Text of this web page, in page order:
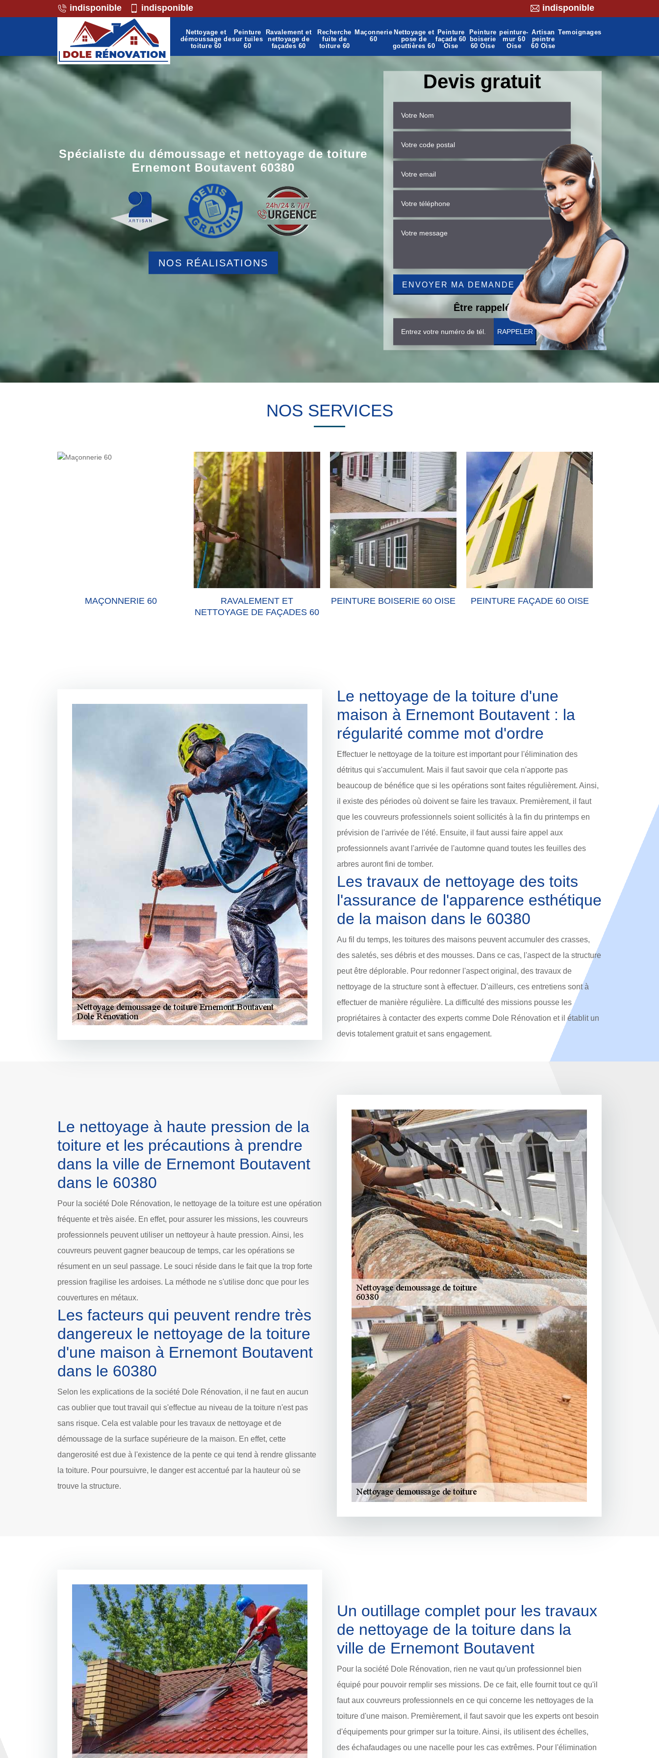
indisponible indisponible indisponible
Nettoyage et
démoussage de
toiture 60
Peinture
sur tuiles
60
Ravalement et
nettoyage de
façades 60
Recherche
fuite de
toiture 60
Maçonnerie
60
Nettoyage et
pose de
gouttières 60
Peinture
façade 60
Oise
Peinture
boiserie
60 Oise
peinture-
mur 60
Oise
Artisan
peintre
60 Oise
Temoignages
Spécialiste du démoussage et nettoyage de toiture
Ernemont Boutavent 60380
NOS RÉALISATIONS
Devis gratuit
Être rappelé
NOS SERVICES
MAÇONNERIE 60
RAVALEMENT ET
NETTOYAGE DE FAÇADES 60
PEINTURE BOISERIE 60 OISE PEINTURE FAÇADE 60 OISE PEINTURE-MUR 60
Le nettoyage de la toiture d'une
maison à Ernemont Boutavent : la
régularité comme mot d'ordre
Effectuer le nettoyage de la toiture est important pour l'élimination des
détritus qui s'accumulent. Mais il faut savoir que cela n'apporte pas
beaucoup de bénéfice que si les opérations sont faites régulièrement. Ainsi,
il existe des périodes où doivent se faire les travaux. Premièrement, il faut
que les couvreurs professionnels soient sollicités à la fin du printemps en
prévision de l'arrivée de l'été. Ensuite, il faut aussi faire appel aux
professionnels avant l'arrivée de l'automne quand toutes les feuilles des
arbres auront fini de tomber.
Les travaux de nettoyage des toits
l'assurance de l'apparence esthétique
de la maison dans le 60380
Au fil du temps, les toitures des maisons peuvent accumuler des crasses,
des saletés, ses débris et des mousses. Dans ce cas, l'aspect de la structure
peut être déplorable. Pour redonner l'aspect original, des travaux de
nettoyage de la structure sont à effectuer. D'ailleurs, ces entretiens sont à
effectuer de manière régulière. La difficulté des missions pousse les
propriétaires à contacter des experts comme Dole Rénovation et il établit un
devis totalement gratuit et sans engagement.
Le nettoyage à haute pression de la
toiture et les précautions à prendre
dans la ville de Ernemont Boutavent
dans le 60380
Pour la société Dole Rénovation, le nettoyage de la toiture est une opération
fréquente et très aisée. En effet, pour assurer les missions, les couvreurs
professionnels peuvent utiliser un nettoyeur à haute pression. Ainsi, les
couvreurs peuvent gagner beaucoup de temps, car les opérations se
résument en un seul passage. Le souci réside dans le fait que la trop forte
pression fragilise les ardoises. La méthode ne s'utilise donc que pour les
couvertures en métaux.
Les facteurs qui peuvent rendre très
dangereux le nettoyage de la toiture
d'une maison à Ernemont Boutavent
dans le 60380
Selon les explications de la société Dole Rénovation, il ne faut en aucun
cas oublier que tout travail qui s'effectue au niveau de la toiture n'est pas
sans risque. Cela est valable pour les travaux de nettoyage et de
démoussage de la surface supérieure de la maison. En effet, cette
dangerosité est due à l'existence de la pente ce qui tend à rendre glissante
la toiture. Pour poursuivre, le danger est accentué par la hauteur où se
trouve la structure.
Un outillage complet pour les travaux
de nettoyage de la toiture dans la
ville de Ernemont Boutavent
Pour la société Dole Rénovation, rien ne vaut qu'un professionnel bien
équipé pour pouvoir remplir ses missions. De ce fait, elle fournit tout ce qu'il
faut aux couvreurs professionnels en ce qui concerne les nettoyages de la
toiture d'une maison. Premièrement, il faut savoir que les experts ont besoin
d'équipements pour grimper sur la toiture. Ainsi, ils utilisent des échelles,
des échafaudages ou une nacelle pour les cas extrêmes. Pour l'élimination